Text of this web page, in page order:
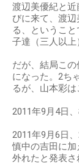
渡辺美優紀と
びに来て、渡
る、というこ
子達（三人以上
だが、結局こ
になった。2ち
るが、山本彩は
2011年9月4日
2011年9月6日
慎中の吉田に
外れたと発表さ